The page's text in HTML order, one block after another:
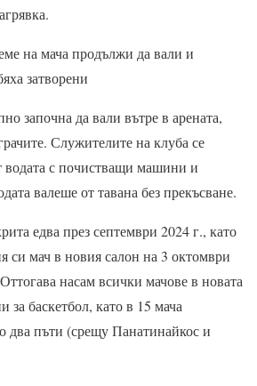
на мача продължи да вали и
затворени
започна да вали вътре в арената,
Служителите на клуба се
водата с почистващи машини и
валеше от тавана без прекъсване.
едва през септември 2024 г., като
си мач в новия салон на 3 октомври
насам всички мачове в новата
за баскетбол, като в 15 мача
два пъти (срещу Панатинайкос и